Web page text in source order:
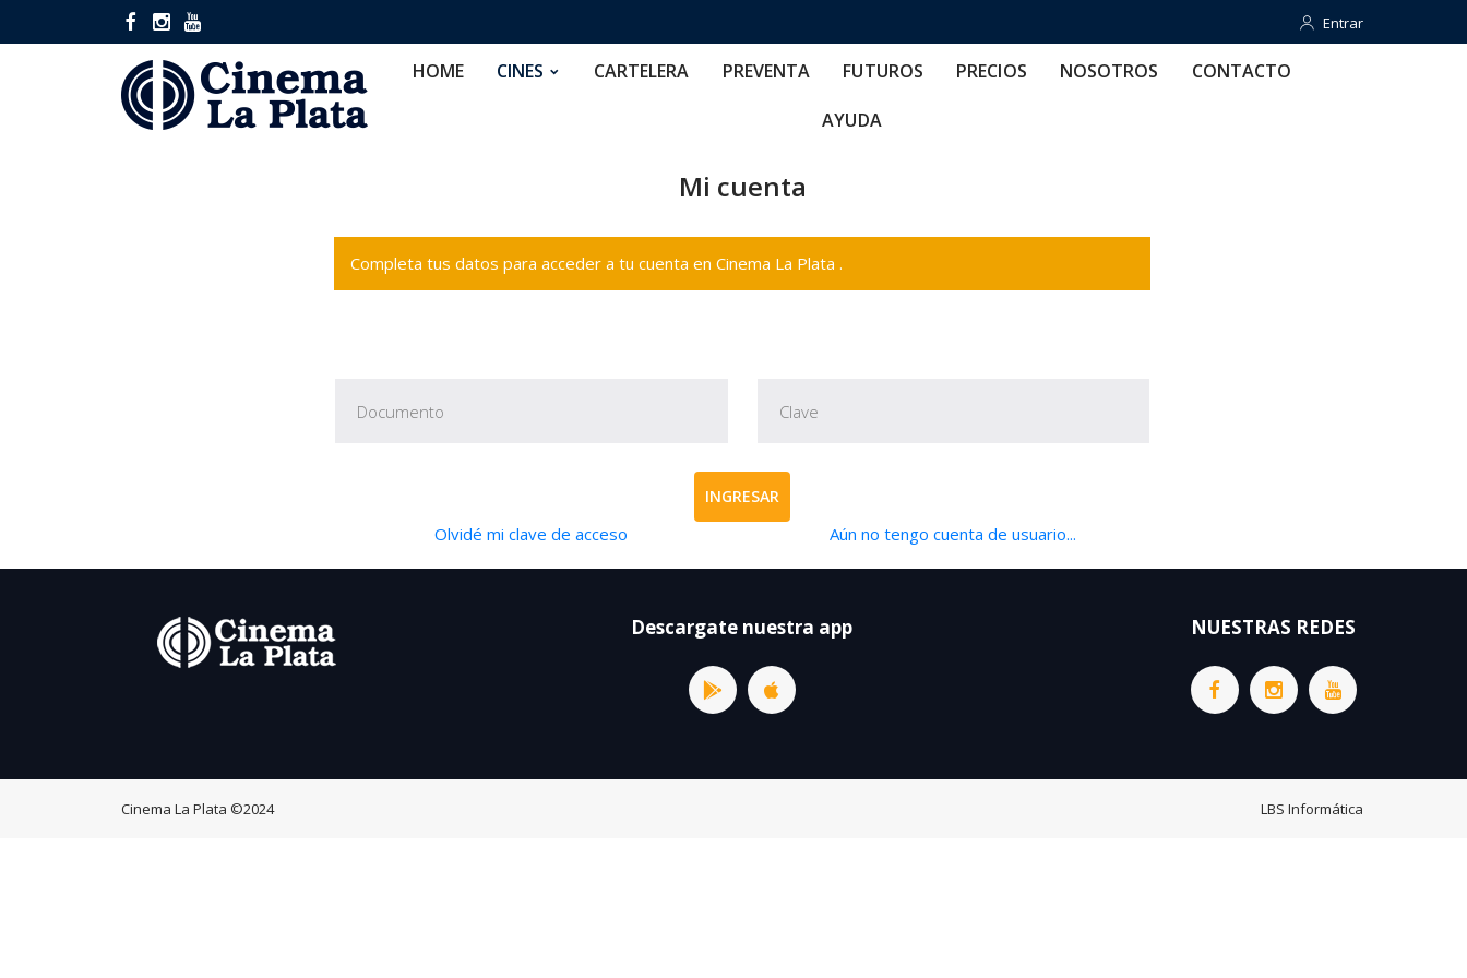
Entrar
Entrar
HOME CINES CARTELERA PREVENTA FUTUROS PRECIOS NOSOTROS CONTACTO
AYUDA
Mi cuenta
Completa tus datos para acceder a tu cuenta en Cinema La Plata .
INGRESAR
Olvidé mi clave de acceso Aún no tengo cuenta de usuario...
Descargate nuestra app NUESTRAS REDES
Cinema La Plata ©2024 LBS Informática